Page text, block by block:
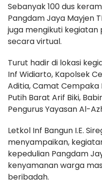
Sebanyak 100 dus
Pangdam Jaya Mayjen
juga mengikuti
secara virtual.
Turut hadir di lokasi
Inf Widiarto, Kapolsek
Aditia, Camat Cempaka
Putih Barat Arif Biki,
Pengurus Yayasan Al-
Letkol Inf Bangun I.E.
menyampaikan,
kepedulian Pangdam
kenyamanan warga
beribadah.